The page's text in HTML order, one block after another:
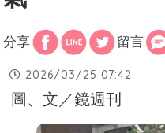
分享 留言
2026/03/25 07:42
圖、文／鏡週刊